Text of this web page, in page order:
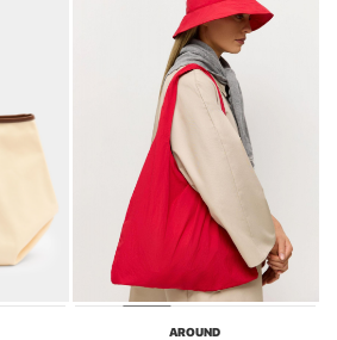
AROUND